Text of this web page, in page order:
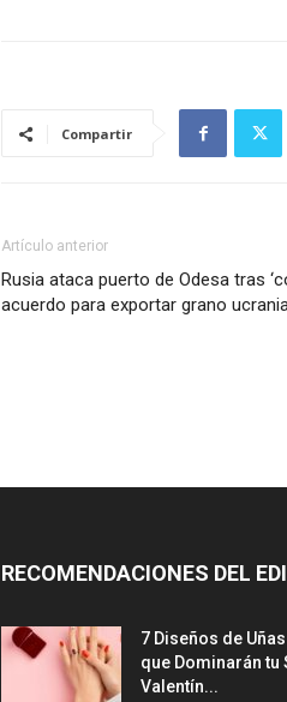
Compartir
Artículo anterior
Rusia ataca puerto de Odesa tras
acuerdo para exportar grano
RECOMENDACIONES DEL
7 Diseños de
que Dominarán tu
Valentín...